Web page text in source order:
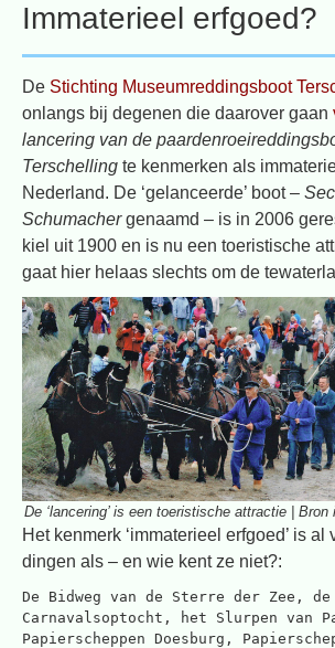
Immaterieel erfgoed?
De Stichting Museumreddingsboot
onlangs bij degenen die daarover gaan
lancering van de
Terschelling te kenmerken als
Nederland. De ‘gelanceerde’ boot –
Schumachergenaamd – is in 2006
kiel uit 1900 en is nu een toeristische
gaat hier helaas slechts om de
De ‘lancering’ is een toeristische attractie |
Het kenmerk ‘immaterieel erfgoed’ is al
dingen als – en wie kent ze niet?:
De Bidweg van de Sterre der Zee, de
Carnavalsoptocht, het Slurpen van
Papierscheppen Doesburg,